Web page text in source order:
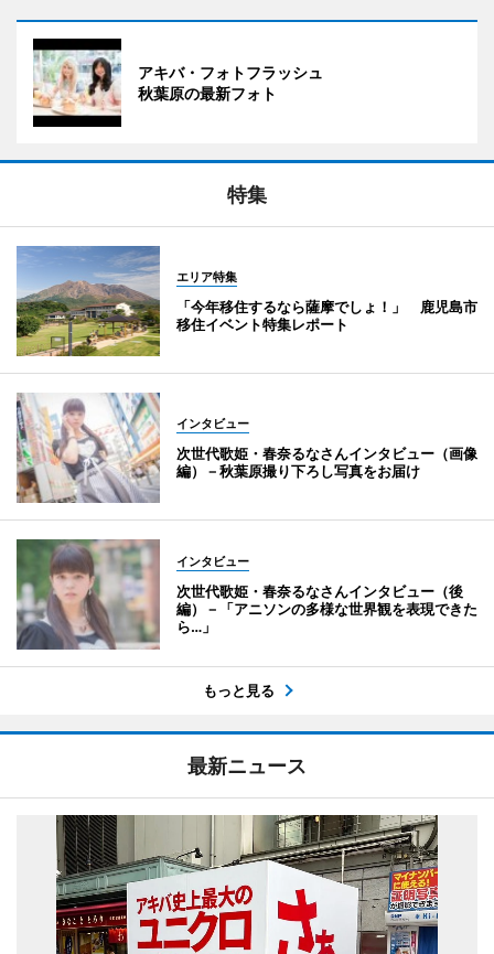
アキバ・フォトフラッシュ
秋葉原の最新フォト
特集
エリア特集
「今年移住するなら薩摩でしょ！」 鹿児島市
移住イベント特集レポート
インタビュー
次世代歌姫・春奈るなさんインタビュー（画像
編）－秋葉原撮り下ろし写真をお届け
インタビュー
次世代歌姫・春奈るなさんインタビュー（後
編）－「アニソンの多様な世界観を表現できた
ら…」
もっと見る
最新ニュース